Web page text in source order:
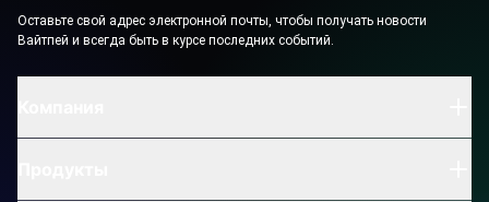
Оставьте свой адрес электронной почты, чтобы получать новости
Вайтпей и всегда быть в курсе последних событий.